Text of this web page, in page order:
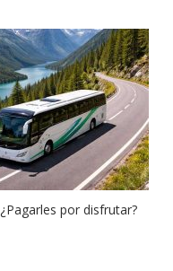
¿Pagarles por disfrutar?